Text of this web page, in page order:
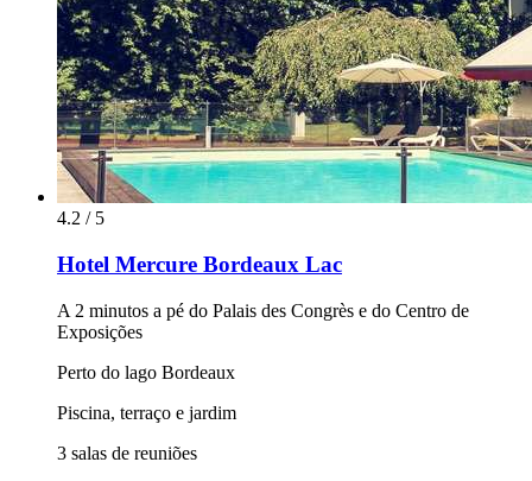
4.2 / 5
Hotel Mercure Bordeaux Lac
A 2 minutos a pé do Palais des Congrès e do Centro de
Exposições
Perto do lago Bordeaux
Piscina, terraço e jardim
3 salas de reuniões